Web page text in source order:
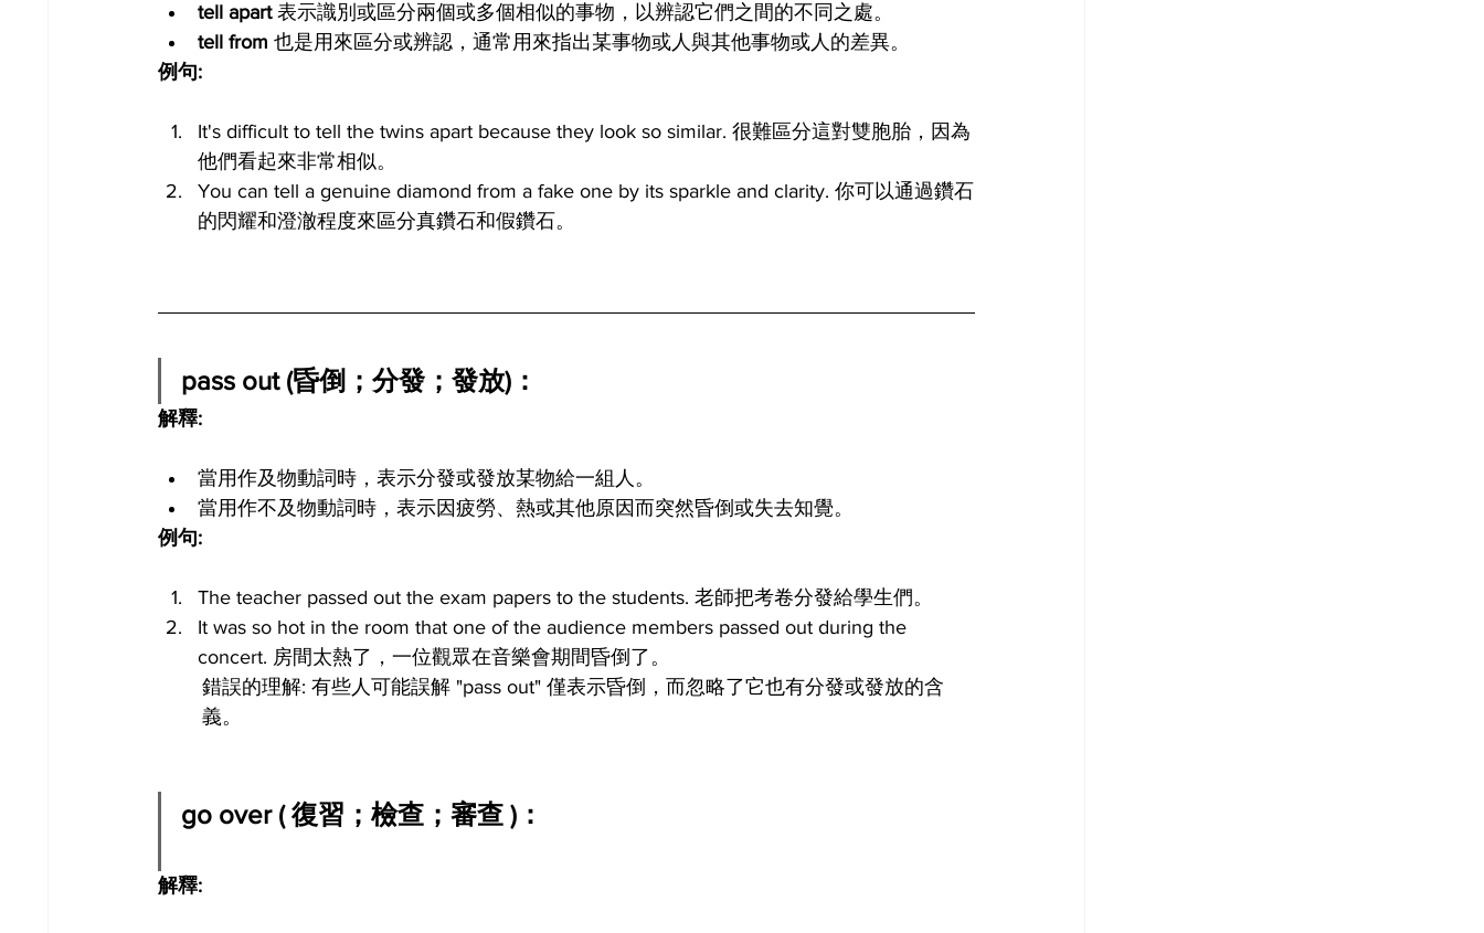
tell apart 表示識別或區分兩個或多個相似的事物，以辨認它們之間的不同之處。
tell from 也是用來區分或辨認，通常用來指出某事物或人與其他事物或人的差異。
例句:
It's difficult to tell the twins apart because they look so similar. 很難區分這對雙胞胎，因為
他們看起來非常相似。
You can tell a genuine diamond from a fake one by its sparkle and clarity. 你可以通過鑽石
的閃耀和澄澈程度來區分真鑽石和假鑽石。
pass out (昏倒；分發；發放)：
解釋:
當用作及物動詞時，表示分發或發放某物給一組人。
當用作不及物動詞時，表示因疲勞、熱或其他原因而突然昏倒或失去知覺。
例句:
The teacher passed out the exam papers to the students. 老師把考卷分發給學生們。
It was so hot in the room that one of the audience members passed out during the
concert. 房間太熱了，一位觀眾在音樂會期間昏倒了。
錯誤的理解: 有些人可能誤解 "pass out" 僅表示昏倒，而忽略了它也有分發或發放的含
義。
go over ( 復習；檢查；審查 )：
解釋: